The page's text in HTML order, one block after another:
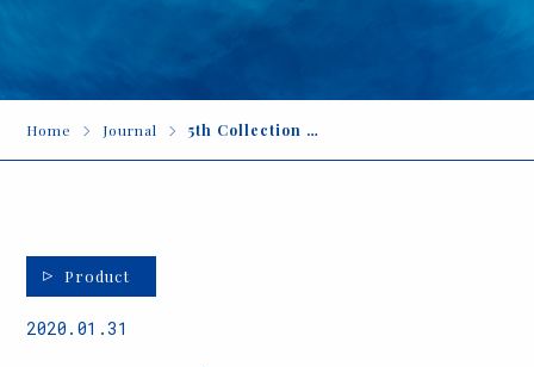
Home Journal 5th Collection 「FIN-010」
Product
2020.01.31